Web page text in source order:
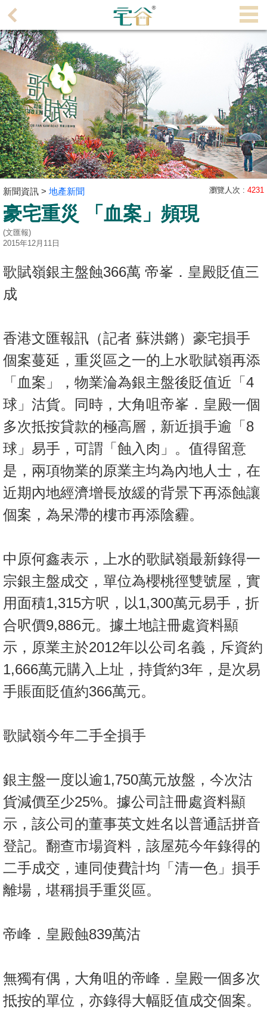
理
主
頁
搵
樓/
成
交
業
放
盤
宅
按
揭
產
客
產
新
聞
數
據
公
佈
業
手
冊
關
於
我
們
新聞資訊 > 地產新聞 瀏覽人次 : 4231
豪宅重災 「血案」頻現
(文匯報)
2015年12月11日
歌賦嶺銀主盤蝕366萬 帝峯．皇殿貶值三
成
香港文匯報訊（記者 蘇洪鏘）豪宅損手
個案蔓延，重災區之一的上水歌賦嶺再添
「血案」，物業淪為銀主盤後貶值近「4
球」沽貨。同時，大角咀帝峯．皇殿一個
多次抵按貸款的極高層，新近損手逾「8
球」易手，可謂「蝕入肉」。值得留意
是，兩項物業的原業主均為內地人士，在
近期內地經濟增長放緩的背景下再添蝕讓
個案，為呆滯的樓市再添陰霾。
中原何鑫表示，上水的歌賦嶺最新錄得一
宗銀主盤成交，單位為櫻桃徑雙號屋，實
用面積1,315方呎，以1,300萬元易手，折
合呎價9,886元。據土地註冊處資料顯
示，原業主於2012年以公司名義，斥資約
1,666萬元購入上址，持貨約3年，是次易
手賬面貶值約366萬元。
歌賦嶺今年二手全損手
銀主盤一度以逾1,750萬元放盤，今次沽
貨減價至少25%。據公司註冊處資料顯
示，該公司的董事英文姓名以普通話拼音
登記。翻查市場資料，該屋苑今年錄得的
二手成交，連同使費計均「清一色」損手
離場，堪稱損手重災區。
帝峰．皇殿蝕839萬沽
無獨有偶，大角咀的帝峰．皇殿一個多次
抵按的單位，亦錄得大幅貶值成交個案。